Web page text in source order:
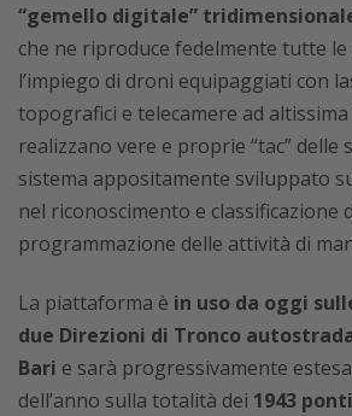
“gemello digitale”
che ne riproduce fedelmente tutte
l’impiego di droni equipaggiati con
topografici e telecamere ad
realizzano vere e proprie “tac” delle
sistema appositamente sviluppato
nel riconoscimento e classificazione
programmazione delle attività di
La piattaforma è in uso da oggi
due Direzioni di Tronco
Bari e sarà progressivamente
dell’anno sulla totalità dei 1943